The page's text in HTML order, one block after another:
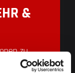
&
zu